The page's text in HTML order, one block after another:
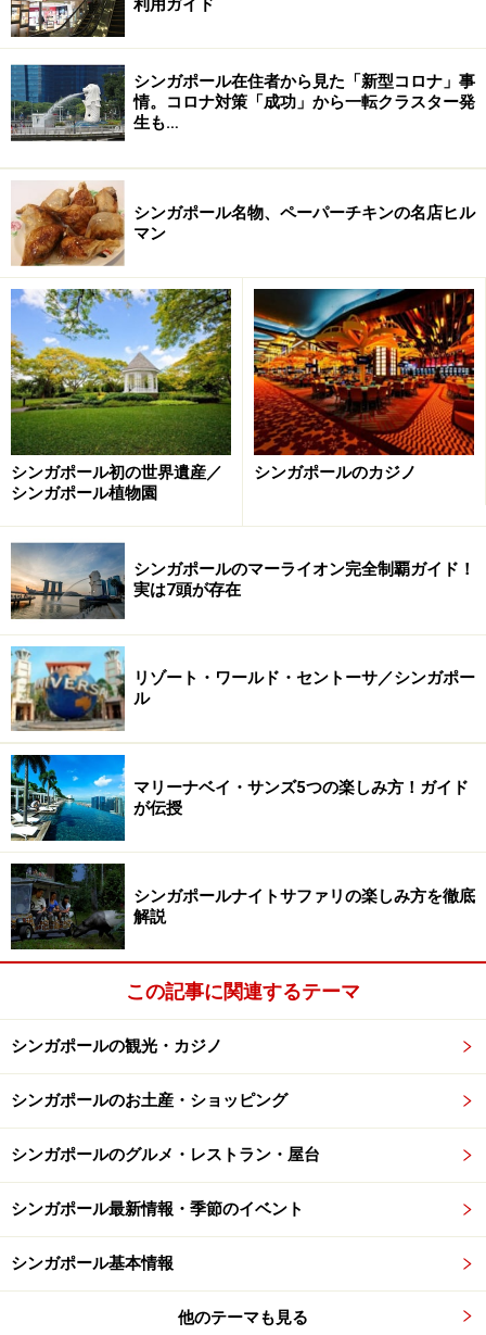
言っても過言ではない最高級ホテル、ラッフルズ ホテ
ル。チャーリー・チャップリンやサマセット・モームな
ど、そうそうたる著名人を常連客として迎え入れてきた
このホテル。1887年、アルメニアの商人サーキース兄弟
が大邸宅を手直しし、レストラン＆ホテルとしてオープ
ンさせたのが始まりです。
1989年には、約2年半という期間と、約2億シンガポール
ドルという大金をかけて大改装が行われました。コロニ
アル調の美しいたたずまいはそのままに、より快適なホ
テルに生まれ変わったラッフルズ ホテル。現在は、すべ
ての客室がスイートルーム仕様で、どのお部屋にも専任
のバトラーが就き、24時間いつでもサービスを受けるこ
とが出来ます。
＜DATA＞
■Raffles Hotel
住所：1 Beach Road
TEL：+65 6337-1886
料金：690シンガポールドル～
アクセス：MRTシティホール駅よりすぐ
最高級2 シャングリ・ラ ホテル シンガポー
ル
デラックス・プールビューの客室からの眺めは最高
シャングリ・ラ ホテル シンガポールの特長をひと言で表
現するとすれば「都会の洗練とリゾートの優雅さがマッ
100種類以上の熱帯植物が生い茂る広大な敷地は、シン
ガポールのホテルとしては最大規模。
1971年に開業して以来、伝統と気品を保ちつつ、常に進
化し続けるシャングリ・ラ ホテルは、3つのウィングか
ら成り立っています。スタイリッシュなタワーウィン
グ、バルコニーからトロピカルな中庭の景色が楽しめる
ガーデンウィング、世界のVIPたちが来星の際、必ずと
イングの3ウィング。滞在のスタイルに合わせてお部屋
をチョイスすることができます。
シンガポール在住者から見た「新型コロナ」事
情。コロナ対策「成功」から一転クラスター発
生も…
シンガポール名物、ペーパーチキンの名店ヒル
マン
シンガポール初の世界遺産／
シンガポール植物園
シンガポールのカジノ
シンガポールのマーライオン完全制覇ガイド！
実は7頭が存在
リゾート・ワールド・セントーサ／シンガポー
ル
マリーナベイ・サンズ5つの楽しみ方！ガイド
が伝授
シンガポールナイトサファリの楽しみ方を徹底
解説
この記事に関連するテーマ
シンガポールの観光・カジノ
シンガポールのお土産・ショッピング
シンガポールのグルメ・レストラン・屋台
シンガポール最新情報・季節のイベント
シンガポール基本情報
他のテーマも見る